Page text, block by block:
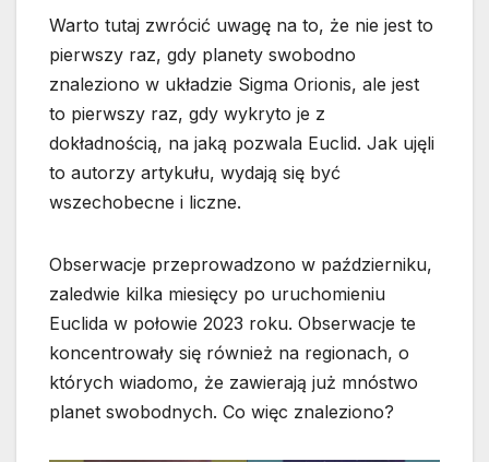
Warto tutaj zwrócić uwagę na to, że nie jest to
pierwszy raz, gdy planety swobodno
znaleziono w układzie Sigma Orionis, ale jest
to pierwszy raz, gdy wykryto je z
dokładnością, na jaką pozwala Euclid. Jak ujęli
to autorzy artykułu, wydają się być
wszechobecne i liczne.
Obserwacje przeprowadzono w październiku,
zaledwie kilka miesięcy po uruchomieniu
Euclida w połowie 2023 roku. Obserwacje te
koncentrowały się również na regionach, o
których wiadomo, że zawierają już mnóstwo
planet swobodnych. Co więc znaleziono?